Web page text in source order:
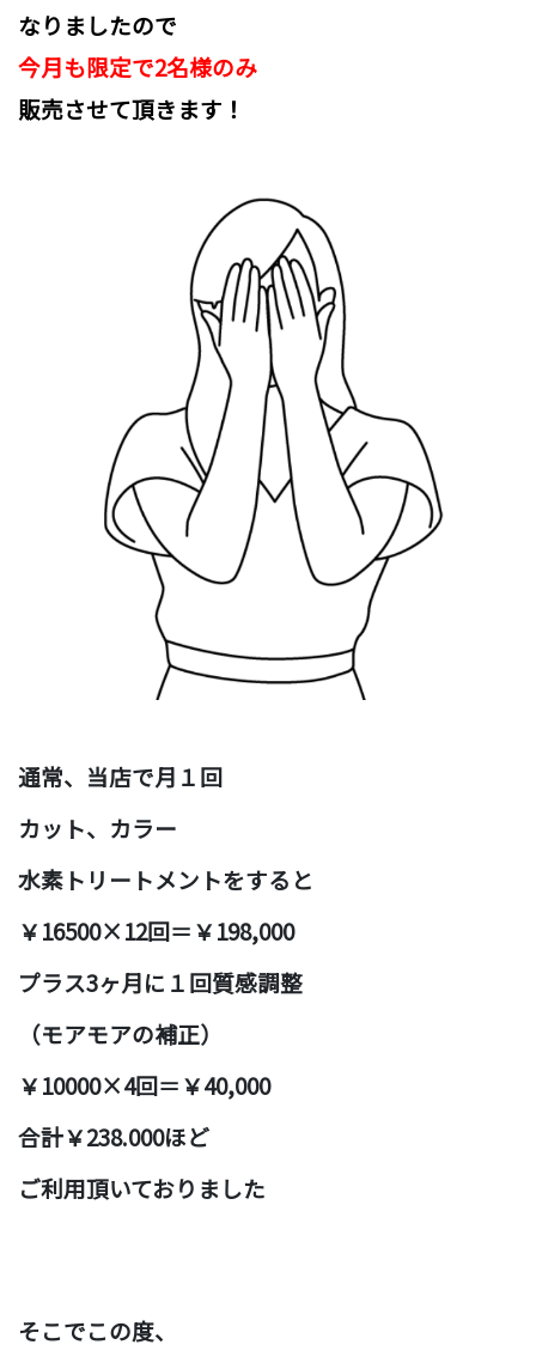
なりましたので
今月も限定で2名様のみ
販売させて頂きます！
通常、当店で月１回
カット、カラー
水素トリートメントをすると
￥16500×12回＝￥198,000
プラス3ヶ月に１回質感調整
（モアモアの補正）
￥10000×4回＝￥40,000
合計￥238.000ほど
ご利用頂いておりました
そこでこの度、